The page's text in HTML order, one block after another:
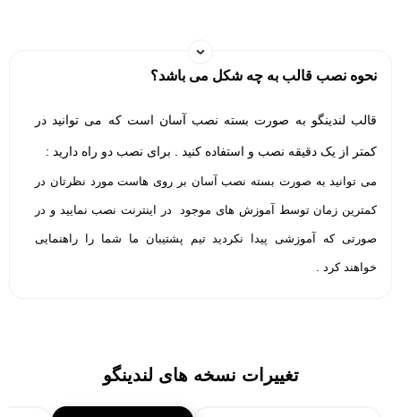
نحوه نصب قالب به چه شکل می باشد؟
قالب لندینگو به صورت بسته نصب آسان است که می توانید در
کمتر از یک دقیقه نصب و استفاده کنید . برای نصب دو راه دارید :
می توانید به صورت بسته نصب آسان بر روی هاست مورد نظرتان در
کمترین زمان توسط آموزش های موجود در اینترنت نصب نمایید و در
صورتی که آموزشی پیدا نکردید تیم پشتیبان ما شما را راهنمایی
خواهند کرد .
تغییرات نسخه های لندینگو